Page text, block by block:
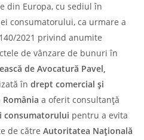
din Europa, cu sediul în
consumatorului, ca urmare a
2021 privind anumite
de vânzare de bunuri în
de Avocatură Pavel,
în drept comercial și
România a oferit consultanță
consumatorului pentru a evita
de către Autoritatea Națională